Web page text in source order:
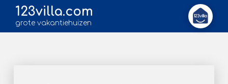
123villa.com
grote vakantiehuizen